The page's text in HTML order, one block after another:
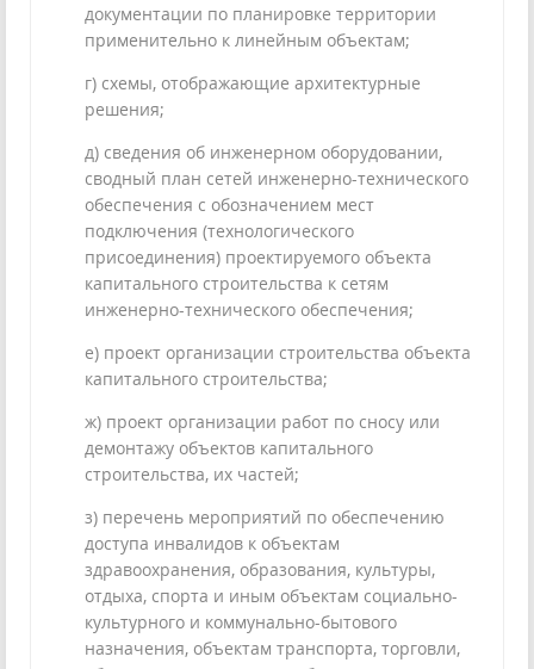
документации по планировке территории
применительно к линейным объектам;
г) схемы, отображающие архитектурные
решения;
д) сведения об инженерном оборудовании,
сводный план сетей инженерно-технического
обеспечения с обозначением мест
подключения (технологического
присоединения) проектируемого объекта
капитального строительства к сетям
инженерно-технического обеспечения;
е) проект организации строительства объекта
капитального строительства;
ж) проект организации работ по сносу или
демонтажу объектов капитального
строительства, их частей;
з) перечень мероприятий по обеспечению
доступа инвалидов к объектам
здравоохранения, образования, культуры,
отдыха, спорта и иным объектам социально-
культурного и коммунально-бытового
назначения, объектам транспорта, торговли,